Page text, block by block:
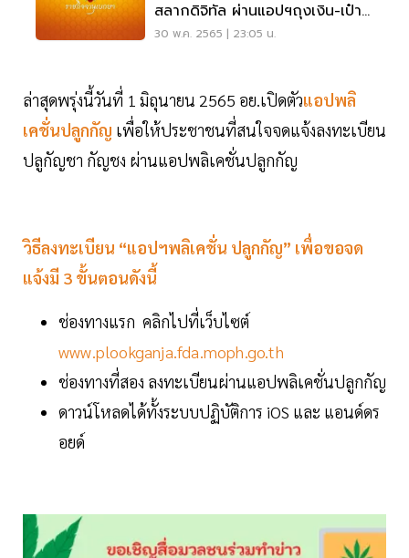
สลากดิจิทัล ผ่านแอปฯถุงเงิน-เป๋า
ตัง
30 พ.ค. 2565 | 23:05 น.
ล่าสุดพรุ่งนี้วันที่ 1 มิถุนายน 2565 อย.เปิดตัวแอปพลิ
เคชั่นปลูกกัญ เพื่อให้ประชาชนที่สนใจจดแจ้งลงทะเบียน
ปลูกัญชา กัญชง ผ่านแอปพลิเคชั่นปลูกกัญ
วิธีลงทะเบียน “แอปฯพลิเคชั่น ปลูกกัญ” เพื่อขอจด
แจ้งมี 3 ขั้นตอนดังนี้
ช่องทางแรก คลิกไปที่เว็บไซต์
www.plookganja.fda.moph.go.th
ช่องทางที่สอง ลงทะเบียนผ่านแอปพลิเคชั่นปลูกกัญ
ดาวน์โหลดได้ทั้งระบบปฏิบัติการ iOS และ แอนด์ดร
อยด์